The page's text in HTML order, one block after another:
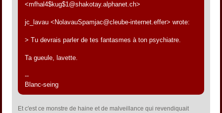
<mfhal4$kug$1@shakotay.alphanet.ch>
jc_lavau <NolavauSpamjac@cleube-internet.effer> wrote:
> Tu devrais parler de tes fantasmes à ton psychiatre.
Ta gueule, lavette.
--
Blanc-seing
Et c'est ce monstre de haine et de malveillance qui revendiquait